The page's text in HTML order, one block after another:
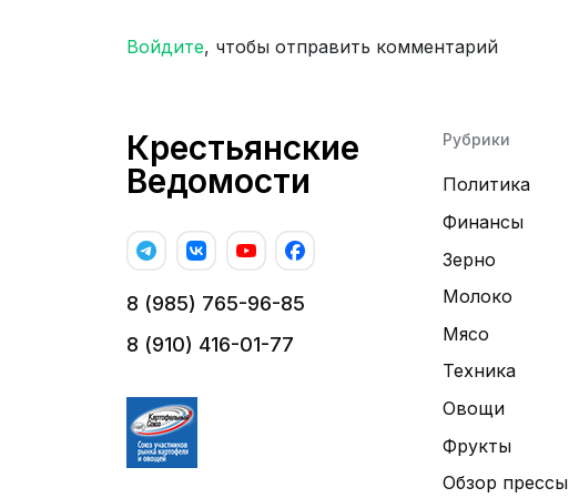
Войдите, чтобы отправить комментарий
Крестьянские
Ведомости
8 (985) 765-96-85
8 (910) 416-01-77
Рубрики
Политика
Финансы
Зерно
Молоко
Мясо
Техника
Овощи
Фрукты
Обзор прессы